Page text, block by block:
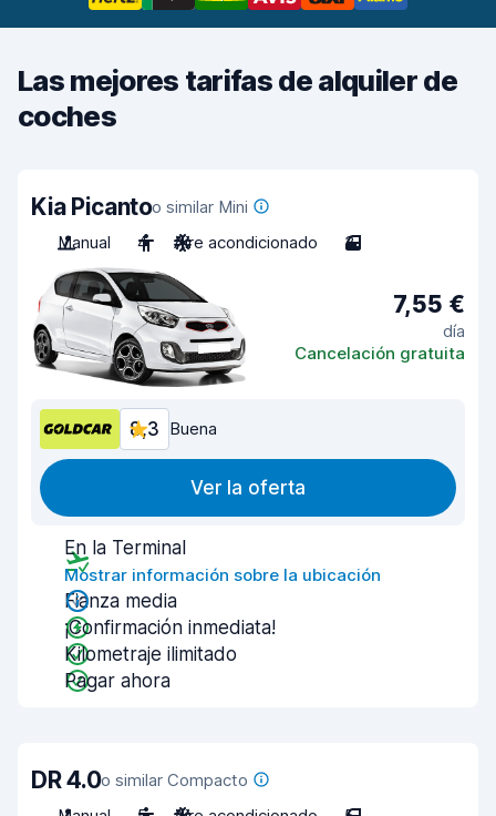
Las mejores tarifas de alquiler de
coches
Kia Picantoo similar Mini
Manual
4 Aire acondicionado 3
7,55 €
día
Cancelación gratuita
8,3 Buena
Ver la oferta
En la Terminal
Mostrar información sobre la ubicación
Fianza media
¡Confirmación inmediata!
Kilometraje ilimitado
Pagar ahora
DR 4.0o similar Compacto